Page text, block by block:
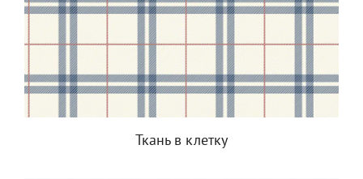
Ткань в клетку